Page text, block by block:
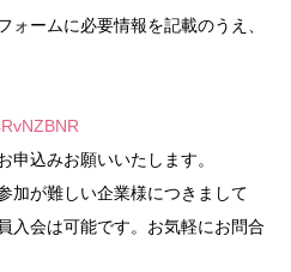
ォームに必要情報を記載のうえ、
込みお願いいたします。
加が難しい企業様につきまして
入会は可能です。お気軽にお問合